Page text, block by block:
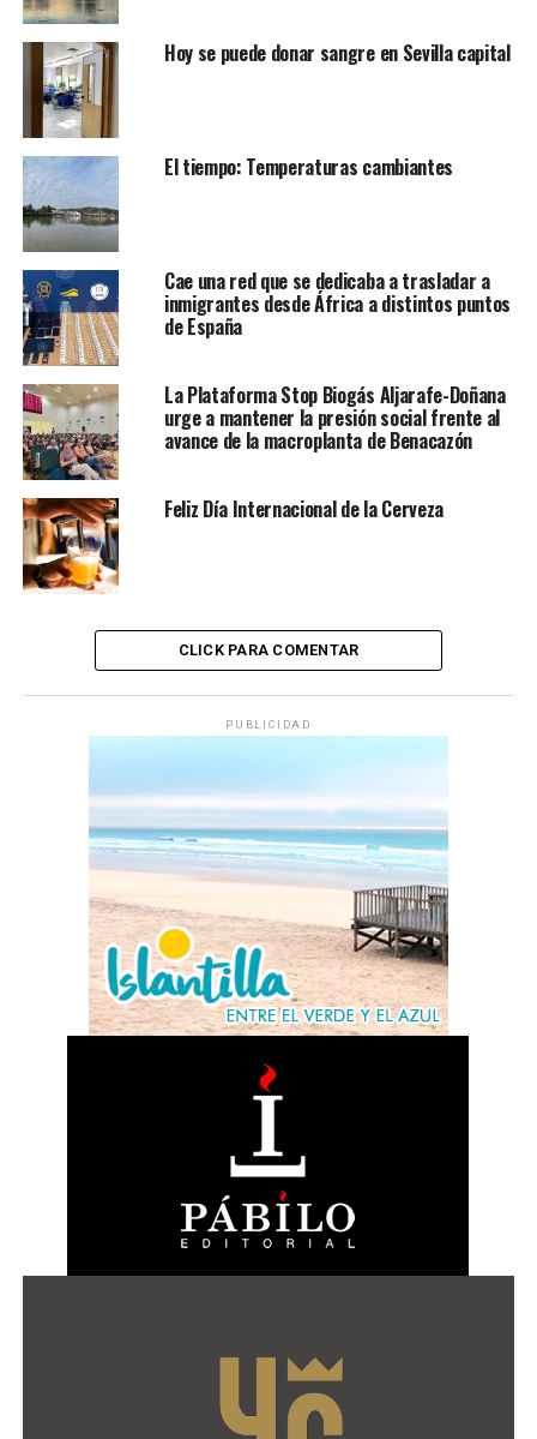
Hoy se puede donar sangre en Sevilla capital
El tiempo: Temperaturas cambiantes
Cae una red que se dedicaba a trasladar a
inmigrantes desde África a distintos puntos
de España
La Plataforma Stop Biogás Aljarafe-Doñana
urge a mantener la presión social frente al
avance de la macroplanta de Benacazón
Feliz Día Internacional de la Cerveza
CLICK PARA COMENTAR
PUBLICIDAD